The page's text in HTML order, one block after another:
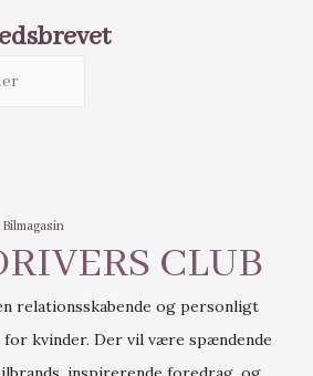
CLUB
relationsskabende og personligt
kvinder. Der vil være spændende